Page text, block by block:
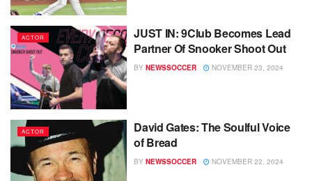
ACTOR
JUST IN: 9Club Becomes Lead
Partner Of Snooker Shoot Out
BY NEWSSOCCER NOVEMBER 23, 2024
ACTOR
David Gates: The Soulful Voice
of Bread
BY NEWSSOCCER NOVEMBER 22, 2024